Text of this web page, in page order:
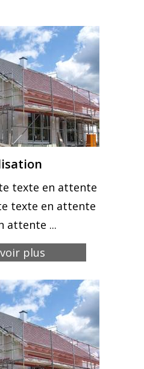
texte en attente
texte en attente
attente ...
plus